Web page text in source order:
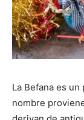
La Befana es
nombre